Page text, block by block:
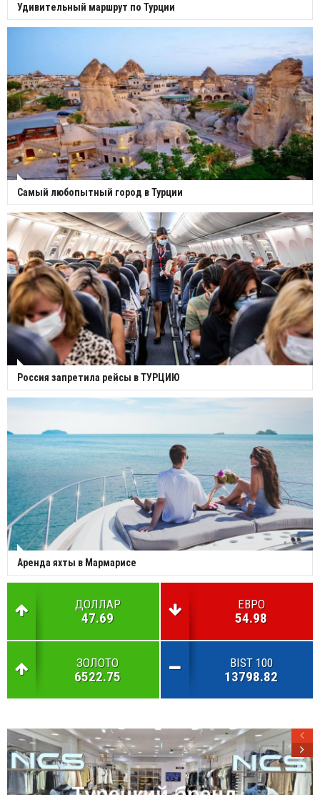
Удивительный маршрут по Турции
Самый любопытный город в Турции
Россия запретила рейсы в ТУРЦИЮ
Аренда яхты в Мармарисе
ДОЛЛАР
47.69
ЕВРО
54.98
ЗОЛОТО
6522.75
BIST 100
13798.82